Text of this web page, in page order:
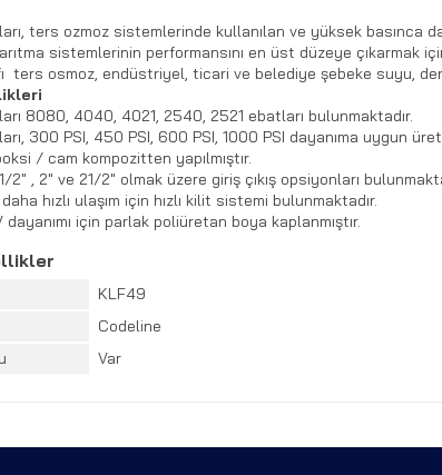
ters ozmoz sistemlerinde kullanılan ve yüksek basınca
sistemlerinin performansını en üst düzeye çıkarmak
ters osmoz, endüstriyel, ticari ve belediye şebeke suyu,
8080, 4040, 4021, 2540, 2521 ebatları bulunmaktadır.
300 PSI, 450 PSI, 600 PSI, 1000 PSI dayanıma uygun
/ cam kompozitten yapılmıştır.
2" , 2" ve 21/2" olmak üzere giriş çıkış opsiyonları
hızlı ulaşım için hızlı kilit sistemi bulunmaktadır.
dayanımı için parlak poliüretan boya kaplanmıştır.
KLF49
Codeline
Var